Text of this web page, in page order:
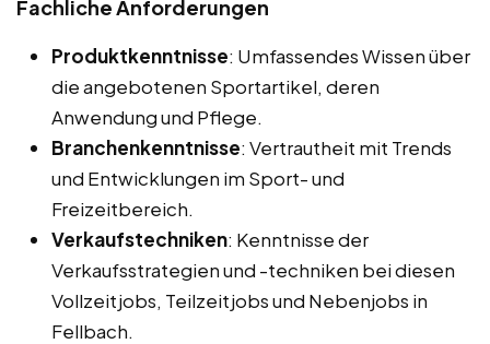
Fachliche Anforderungen
Produktkenntnisse: Umfassendes Wissen über
die angebotenen Sportartikel, deren
Anwendung und Pflege.
Branchenkenntnisse: Vertrautheit mit Trends
und Entwicklungen im Sport- und
Freizeitbereich.
Verkaufstechniken: Kenntnisse der
Verkaufsstrategien und -techniken bei diesen
Vollzeitjobs, Teilzeitjobs und Nebenjobs in
Fellbach.